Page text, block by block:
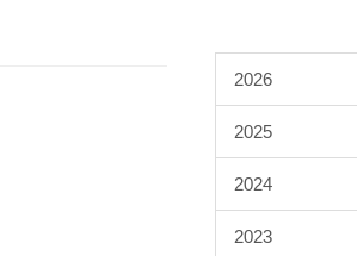
2026
2025
2024
2023